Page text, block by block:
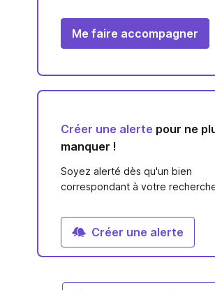
Me faire accompagner
Créer une alerte pour ne
manquer !
Soyez alerté dès qu'un bien
correspondant à votre
Créer une alerte